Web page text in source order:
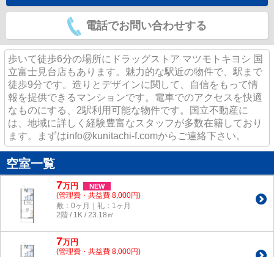
電話でお問い合わせする
歩いて徒歩6分の場所にドラッグストア マツモトキヨシ 国
立富士見台店もあります。魅力的な駅近の物件で、駅まで
徒歩9分です。造りとデザインに関して、自信をもって情
報を提供できるマンションです。電車でのアクセスを快適
なものにする、2駅利用可能な物件です。国立不動産に
は、地域に詳しく経験豊富なスタッフが多数在籍しており
ます。まずはinfo@kunitachi-f.comからご連絡下さい。
空室一覧
7万円 NEW
(管理費・共益費 8,000円)
敷：0ヶ月｜礼：1ヶ月
2階 / 1K / 23.18㎡
7万円
(管理費・共益費 8,000円)